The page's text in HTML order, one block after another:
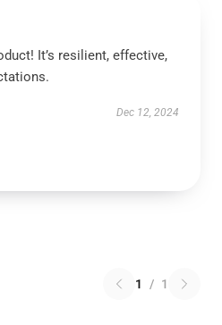
It’s resilient, effective,
Dec 12, 2024
1 / 1